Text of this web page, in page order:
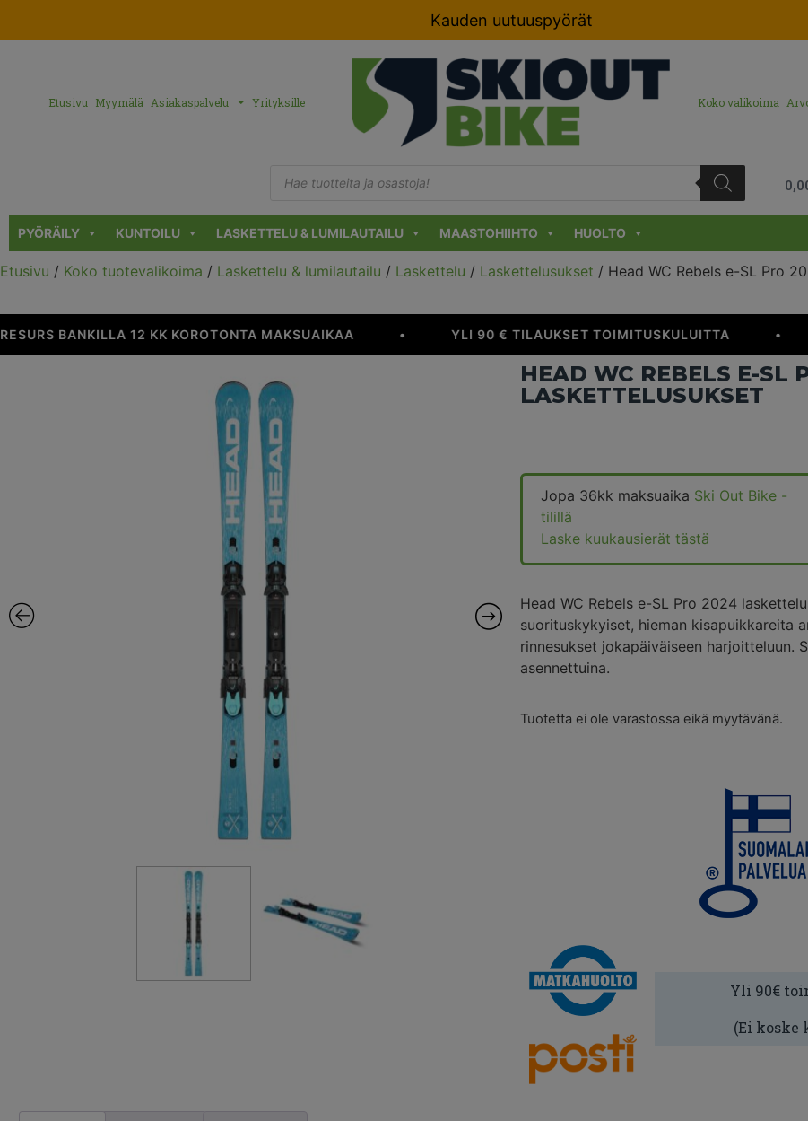
Kauden uutuuspyörät
Etusivu Myymälä Asiakaspalvelu Yrityksille Koko valikoima
PYÖRÄILY KUNTOILU LASKETTELU & LUMILAUTAILU MAASTOHIIHTO HUOLTO
Etusivu / Koko tuotevalikoima / Laskettelu & lumilautailu / Laskettelu / Laskettelusukset / Head WC Rebels e-SL Pro
BANKILLA 12 KK KOROTONTA MAKSUAIKAA YLI 90 € TILAUKSET TOIMITUSKULUITTA
HEAD WC REBELS E-SL
LASKETTELUSUKSET
Jopa 36kk maksuaika Ski Out Bike -
tilillä
Laske kuukausierät tästä
Head WC Rebels e-SL Pro 2024
suorituskykyiset, hieman kisapuikkareita
rinnesukset jokapäiväiseen harjoitteluun.
asennettuina.
Tuotetta ei ole varastossa eikä myytävänä.
Yli 90€
(Ei